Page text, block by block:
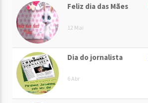
Feliz dia das Mães
12 Mai
Dia do jornalista
6 Abr